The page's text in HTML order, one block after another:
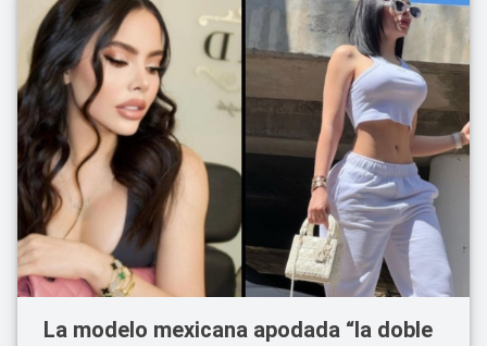
La modelo mexicana apodada “la doble